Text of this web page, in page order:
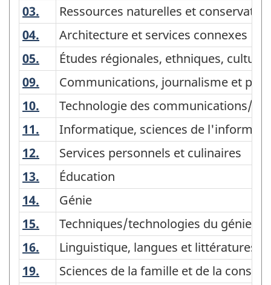
des
programmes
d'enseignement
(CPE)
Canada
2011
-
Structure
de
la
classification
03. Ressources naturelles et conservation
Ressources naturelles et conservation
04. Architecture et services connexes
Architecture et services connexes
05. Études régionales, ethniques,
Études régionales, ethniques,
09. Communications, journalisme et
Communications, journalisme et
10. Technologie des communications/
Technologie des communications/
11. Informatique, sciences de
Informatique, sciences de
12. Services personnels et culinaires
Services personnels et culinaires
13. Éducation
Éducation
14. GénieGénie
15. Techniques/technologies du génie et
Techniques/technologies du génie et
16. Linguistique, langues et littératures
Linguistique, langues et littératures
19. Sciences de la famille et de la
Sciences de la famille et de la